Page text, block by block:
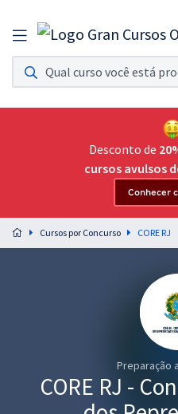
Assinatura Ilimitada 11
Acesso a todos os cursos. Teste grátis
Assinatura OAB Até Passar
Acesso ilimitado a toda preparação
Preparação completa e intensiva
residências em saúde do Brasil
Desconto de
cursos avulsos
Conhecer
Cursos por Concurso CORE RJ
Preparação
CORE RJ -